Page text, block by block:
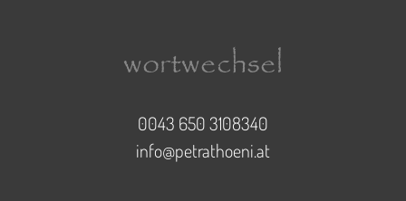
wortwechsel
0043 650 3108340
info@petrathoeni.at